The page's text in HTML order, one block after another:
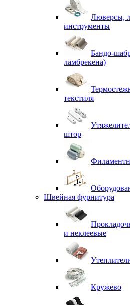
Люверсы,
инструменты
Бандо-
ламбрекена)
текстиля
штор
Швейная фурнитура
и неклеевые
Кружево